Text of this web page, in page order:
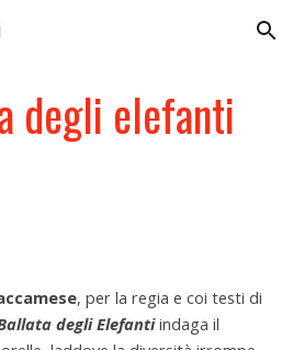
Skip to navigation
degli elefanti
, per la regia e coi testi di
degli Elefanti indaga il